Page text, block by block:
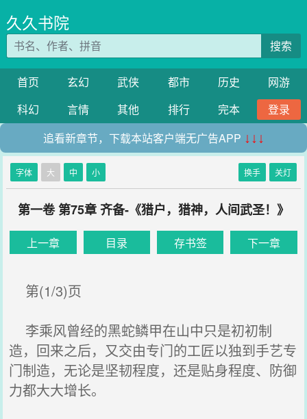
久久书院
搜索
首页 玄幻 武侠 都市 历史
网游
科幻
言情 其他 排行 完本
登录
追看新章节，下载本站客户端无广告APP ↓↓↓
字体 大 中 小 换手 关灯
第一卷 第75章 齐备-《猎户，猎神，人间武圣！》
上一章 目录 存书签 下一章
第(1/3)页
李乘风曾经的黑蛇鳞甲在山中只是初初制
造，回来之后，又交由专门的工匠以独到手艺专
门制造，无论是坚韧程度，还是贴身程度、防御
力都大大增长。